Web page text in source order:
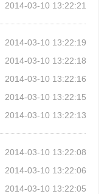
2014-03-10 13:22:21
2014-03-10 13:22:19
2014-03-10 13:22:18
2014-03-10 13:22:16
2014-03-10 13:22:15
2014-03-10 13:22:13
2014-03-10 13:22:08
2014-03-10 13:22:06
2014-03-10 13:22:05